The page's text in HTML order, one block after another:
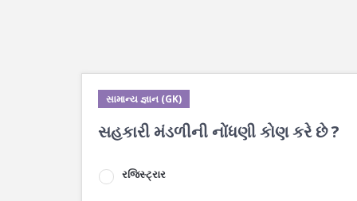
સામાન્ય જ્ઞાન (GK)
સહકારી મંડળીની નોંધણી કોણ કરે છે ?
રજિસ્ટ્રાર